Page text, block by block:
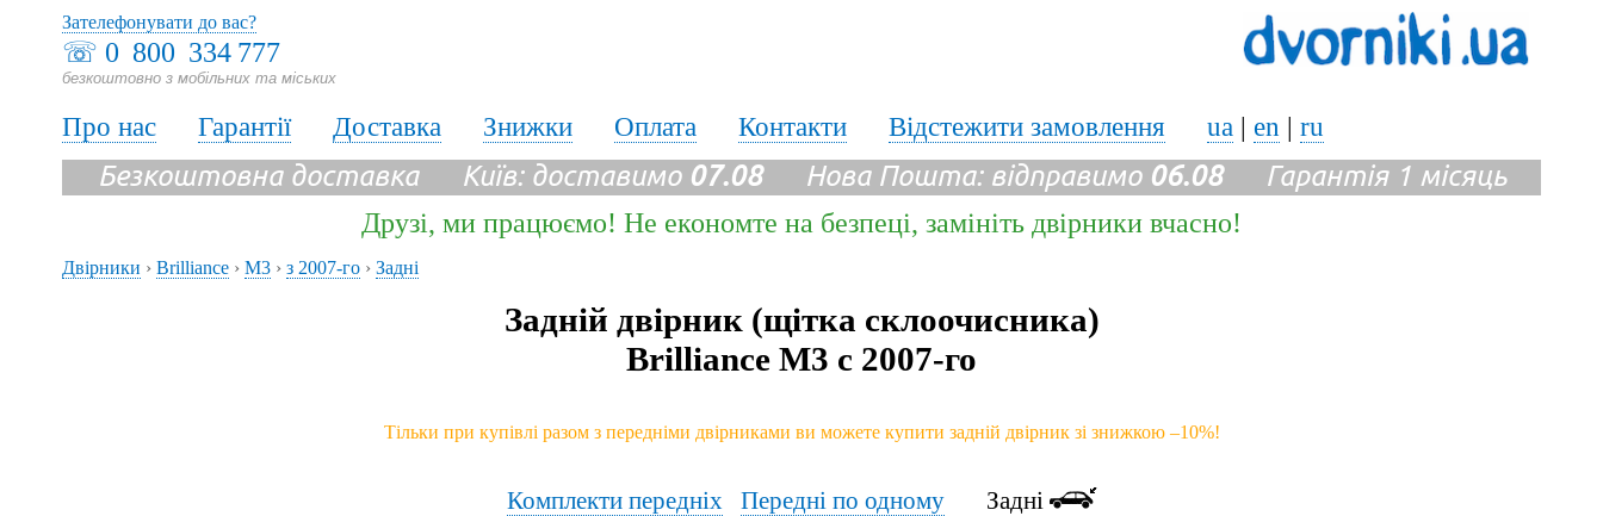
☏ 0 800 334 777
безкоштовно з мобільних та міських
Зателефонувати до вас?
Про нас Гарантії Доставка Знижки Оплата Контакти Відстежити замовлення ua | en | ru
Безкоштовна доставка Київ: доставимо 07.08Нова Пошта: відправимо 06.08Гарантія 1 місяць
Друзі, ми працюємо! Не економте на безпеці, замініть двірники вчасно!
Двірники › Brilliance › M3 › з 2007-го › Задні
Задній двірник (щітка склоочисника)
Brilliance M3 с 2007-го
Тільки при купівлі разом з передніми двірниками ви можете купити задній двірник зі знижкою –10%!
Комплекти передніх Передні по одномуЗадні